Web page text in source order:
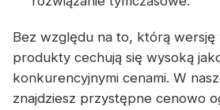
Bez względu na to, którą wersję
produkty cechują się wysoką
konkurencyjnymi cenami. W
znajdziesz przystępne cenowo